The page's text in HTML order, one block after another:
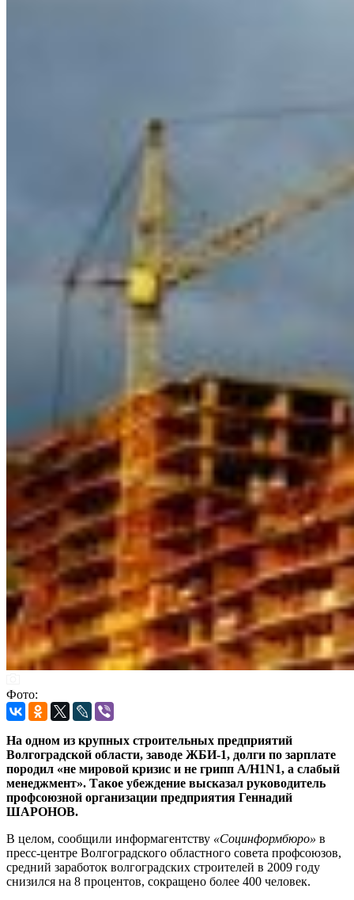
Фото:
На одном из крупных строительных предприятий
Волгоградской области, заводе ЖБИ-1, долги по зарплате
породил «не мировой кризис и не грипп А/H1N1, а слабый
менеджмент». Такое убеждение высказал руководитель
профсоюзной организации предприятия Геннадий
ШАРОНОВ.
В целом, сообщили информагентству «Социнформбюро» в
пресс-центре Волгоградского областного совета профсоюзов,
средний заработок волгоградских строителей в 2009 году
снизился на 8 процентов, сокращено более 400 человек.